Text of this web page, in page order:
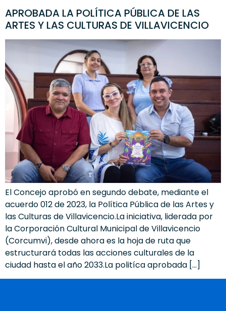
APROBADA LA POLÍTICA PÚBLICA DE LAS
ARTES Y LAS CULTURAS DE VILLAVICENCIO
El Concejo aprobó en segundo debate, mediante el
acuerdo 012 de 2023, la Política Pública de las Artes y
las Culturas de Villavicencio.La iniciativa, liderada por
la Corporación Cultural Municipal de Villavicencio
(Corcumvi), desde ahora es la hoja de ruta que
estructurará todas las acciones culturales de la
ciudad hasta el año 2033.La politíca aprobada […]